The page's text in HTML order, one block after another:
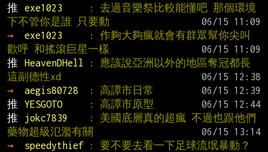
推
exe1023
: 去過音樂祭比較能懂吧 那個環境
下不管你是誰 只要動
→
exe1023
: 作夠大夠瘋就會有群眾幫你尖叫
歡呼 和搖滾巨星一樣
推
HeavenDHell
: 應該說亞洲以外的地區奪冠都長
這副德性xd
→
aegis80728 : 高譚市日常
推
YESGOTO : 高譚市原型
推
jokc7839
: 美國底層真的超瘋 不過也跟他們
藥物超級氾濫有關
→
speedythief
: 要不要去看一下足球流氓暴動？